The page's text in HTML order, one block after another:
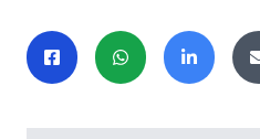
Jaa sivu
Jaa Facebookissa
Jaa Jaa